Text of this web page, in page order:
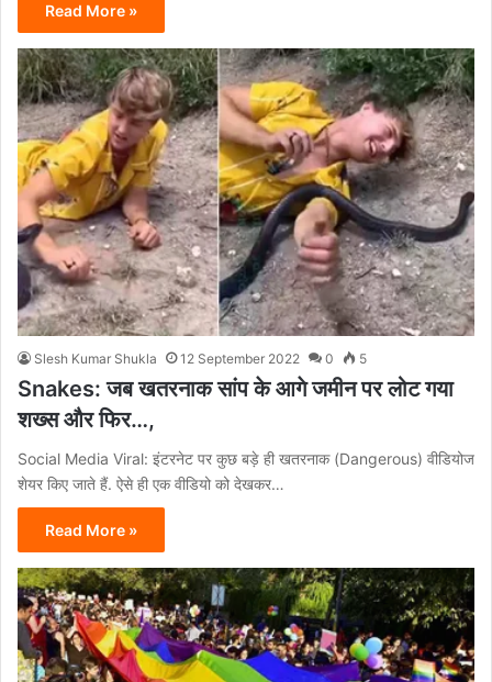
Read More »
Slesh Kumar Shukla 12 September 2022 0 5
Snakes: जब खतरनाक सांप के आगे जमीन पर लोट गया
शख्स और फिर…,
Social Media Viral: इंटरनेट पर कुछ बड़े ही खतरनाक (Dangerous) वीडियोज
शेयर किए जाते हैं. ऐसे ही एक वीडियो को देखकर…
Read More »